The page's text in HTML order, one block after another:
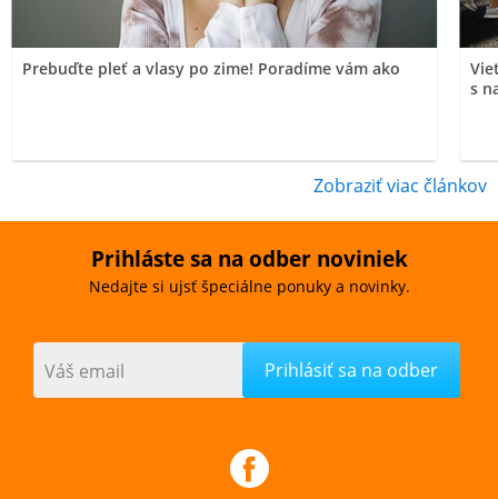
Prebuďte pleť a vlasy po zime! Poradíme vám ako
s
Zobraziť viac článkov
Prihláste sa na odber noviniek
Nedajte si ujsť špeciálne ponuky a novinky.
Váš email